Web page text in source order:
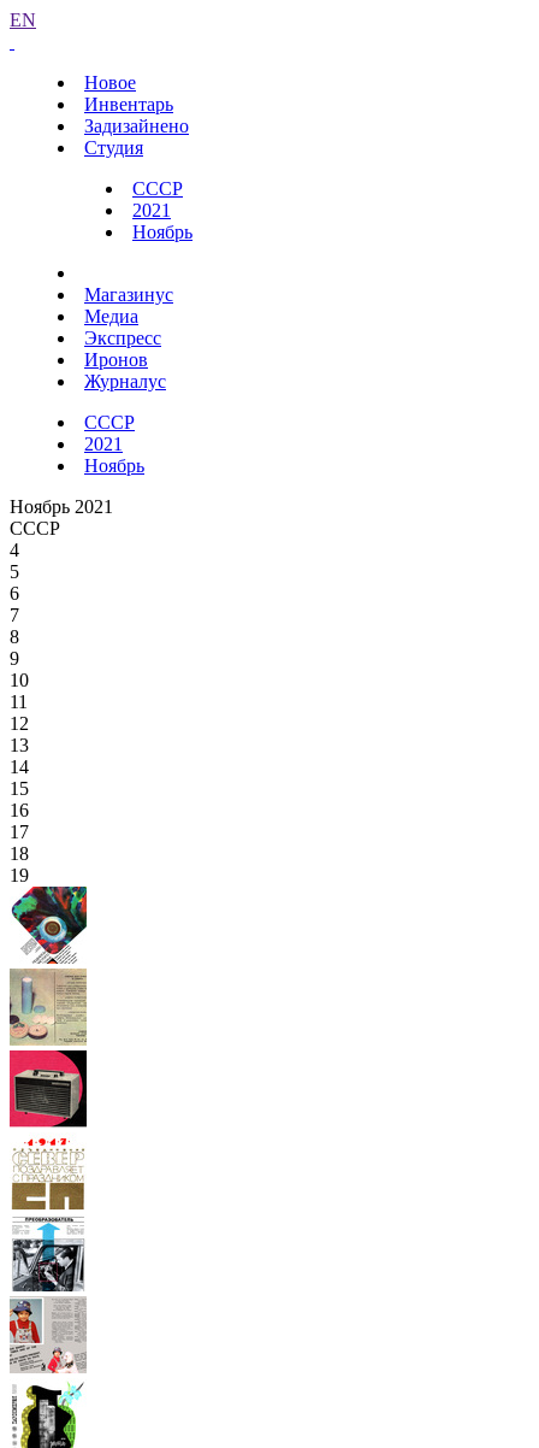
EN
Новое
Инвентарь
Задизайнено
Студия
СССР
2021
Ноябрь
Магазинус
Медиа
Экспресс
Иронов
Журналус
СССР
2021
Ноябрь
Ноябрь 2021
СССР
4
5
6
7
8
9
10
11
12
13
14
15
16
17
18
19